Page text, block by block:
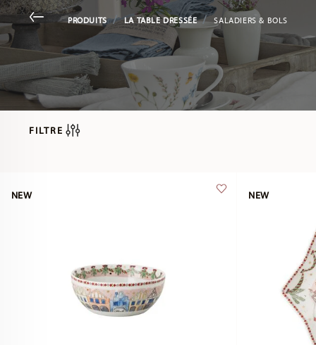
Go backPRODUITS LA TABLE DRESSÉE SALADIERS & BOLS
FILTRE
NEW NEW